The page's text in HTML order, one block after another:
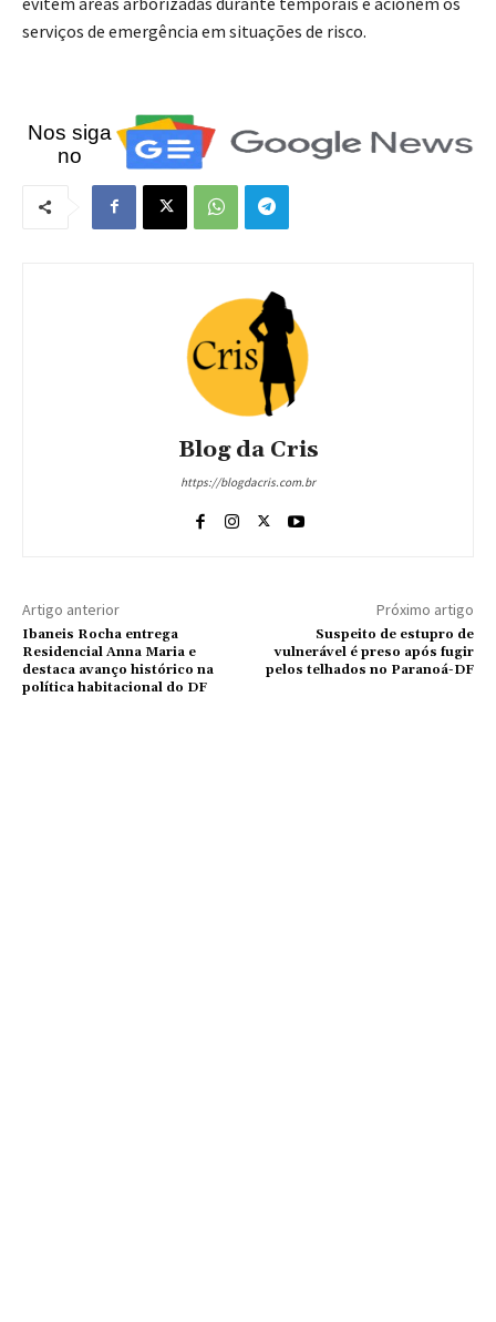
serviços de emergência em situações de risco.
Nos siga
no
Blog da Cris
https://blogdacris.com.br
Artigo anterior
Ibaneis Rocha entrega
Residencial Anna Maria e
destaca avanço histórico na
política habitacional do DF
Próximo artigo
Suspeito de estupro de
vulnerável é preso após fugir
pelos telhados no Paranoá-DF